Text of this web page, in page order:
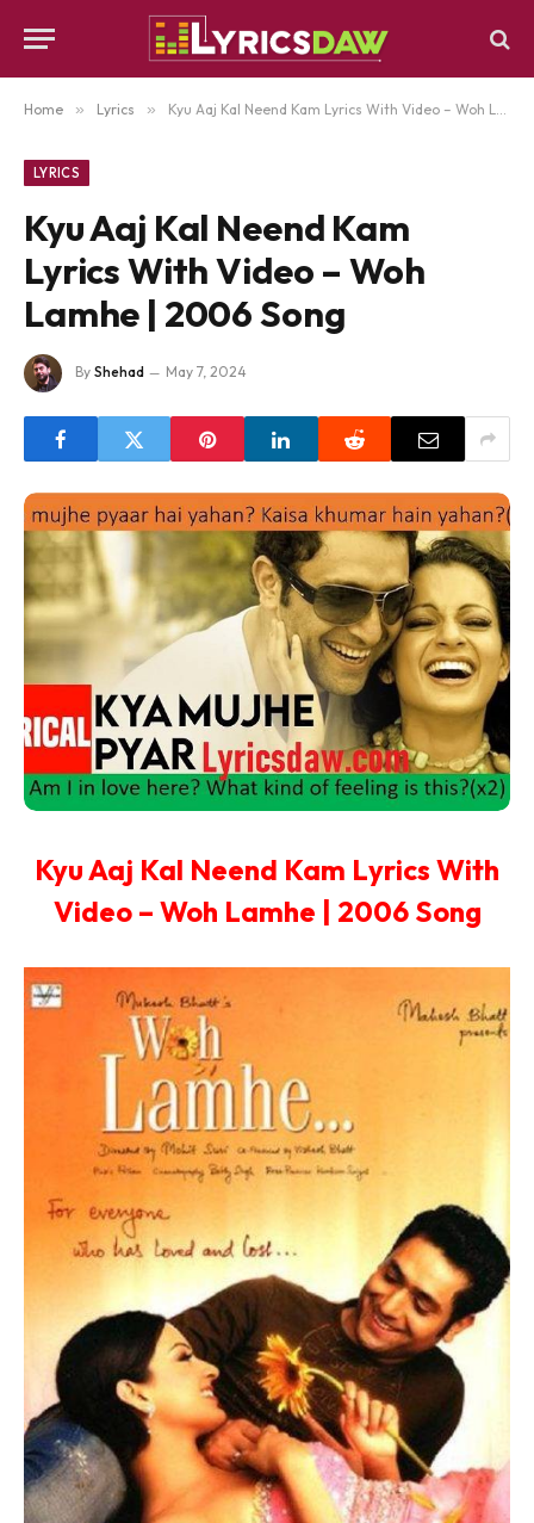
Home » Lyrics » Kyu Aaj Kal Neend Kam Lyrics With Video – Woh Lamhe | 2006 Song
LYRICS
Kyu Aaj Kal Neend Kam
Lyrics With Video – Woh
Lamhe | 2006 Song
By Shehad May 7, 2024
Kyu Aaj Kal Neend Kam Lyrics With
Video – Woh Lamhe | 2006 Song